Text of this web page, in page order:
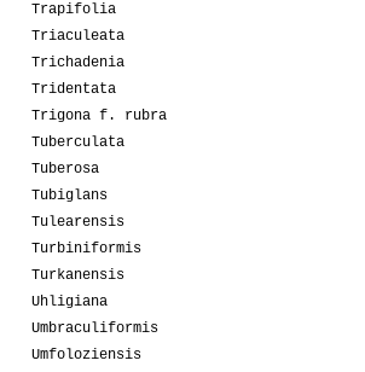
Trapifolia
Triaculeata
Trichadenia
Tridentata
Trigona f. rubra
Tuberculata
Tuberosa
Tubiglans
Tulearensis
Turbiniformis
Turkanensis
Uhligiana
Umbraculiformis
Umfoloziensis